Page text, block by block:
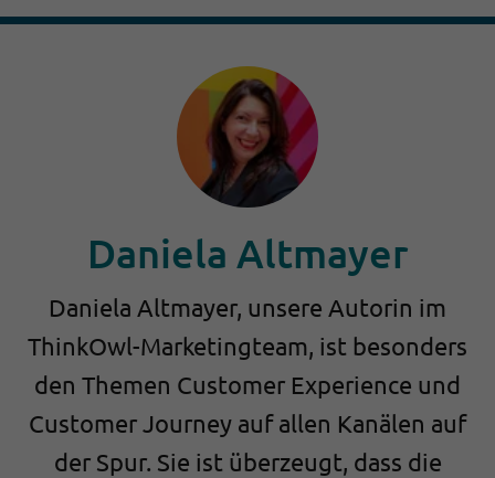
Daniela Altmayer
Daniela Altmayer, unsere Autorin im
ThinkOwl-Marketingteam, ist besonders
den Themen Customer Experience und
Customer Journey auf allen Kanälen auf
der Spur. Sie ist überzeugt, dass die